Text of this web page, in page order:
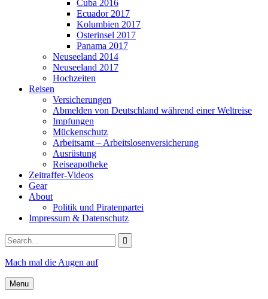
Cuba 2016
Ecuador 2017
Kolumbien 2017
Osterinsel 2017
Panama 2017
Neuseeland 2014
Neuseeland 2017
Hochzeiten
Reisen
Versicherungen
Abmelden von Deutschland während einer Weltreise
Impfungen
Mückenschutz
Arbeitsamt – Arbeitslosenversicherung
Ausrüstung
Reiseapotheke
Zeitraffer-Videos
Gear
About
Politik und Piratenpartei
Impressum & Datenschutz
Search
for:
Mach mal die Augen auf
Menu